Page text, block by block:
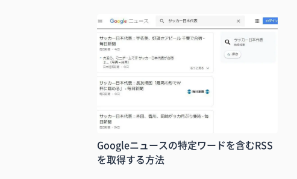
Googleニュースの特定ワードを含むRSS
を取得する方法